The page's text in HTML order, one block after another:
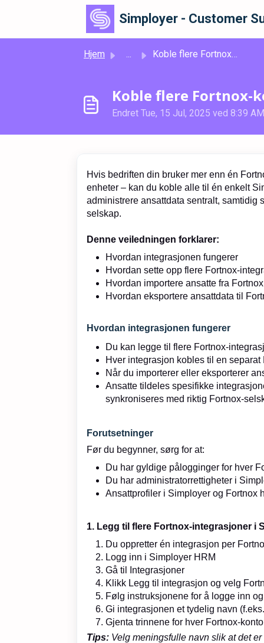
Gå til hovedinnhold
Simployer - Customer
Hjem ... Koble flere Fortnox-kontoer til Simployer HRM
Koble flere Fortnox-
Endret Tue, 15 Jul, 2025 ved 8:39 AM
Hvis bedriften din bruker mer enn én
enheter – kan du koble alle til én enkelt
administrere ansattdata sentralt, samtidig
selskap.
Denne veiledningen forklarer:
Hvordan integrasjonen fungerer
Hvordan sette opp flere Fortnox-
Hvordan importere ansatte fra Fortnox
Hvordan eksportere ansattdata til
Hvordan integrasjonen fungerer
Du kan legge til flere Fortnox-
Hver integrasjon kobles til en separat
Når du importerer eller eksporterer
Ansatte tildeles spesifikke
synkroniseres med riktig Fortnox-
Forutsetninger
Før du begynner, sørg for at:
Du har gyldige pålogginger for hver
Du har administratorrettigheter i
Ansattprofiler i Simployer og Fortnox
1. Legg til flere Fortnox-integrasjoner i
Du oppretter én integrasjon per
Logg inn i Simployer HRM
Gå til Integrasjoner
Klikk Legg til integrasjon og velg
Følg instruksjonene for å logge inn
Gi integrasjonen et tydelig navn
Gjenta trinnene for hver Fortnox-
Tips: Velg meningsfulle navn slik at det